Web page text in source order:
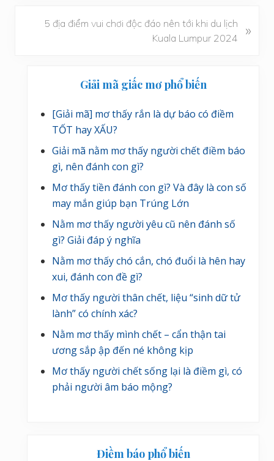
5 địa điểm vui chơi độc đáo nên tới khi du lịch
Kuala Lumpur 2024
»
SidebarGiải mã giấc mơ phổ biến
[Giải mã] mơ thấy rắn là dự báo có điềm
TỐT hay XẤU?
Giải mã nằm mơ thấy người chết điềm báo
gì, nên đánh con gì?
Mơ thấy tiền đánh con gì? Và đây là con số
may mắn giúp bạn Trúng Lớn
Nằm mơ thấy người yêu cũ nên đánh số
gì? Giải đáp ý nghĩa
Nằm mơ thấy chó cắn, chó đuổi là hên hay
xui, đánh con đề gì?
Mơ thấy người thân chết, liệu “sinh dữ tử
lành” có chính xác?
Nằm mơ thấy mình chết – cẩn thận tai
ương sắp ập đến né không kịp
Mơ thấy người chết sống lại là điềm gì, có
phải người âm báo mộng?
Điềm báo phổ biến